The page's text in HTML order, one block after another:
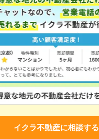
イクラ不動産に相談する